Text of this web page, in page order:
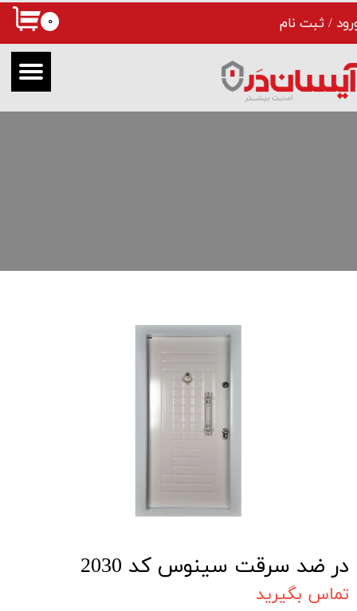
/ ثبت نام
حساب کاربری من
تغییر گذر واژه
سفارشات
۰
در ضد سرقت سینوس کد 2030
تماس بگیرید